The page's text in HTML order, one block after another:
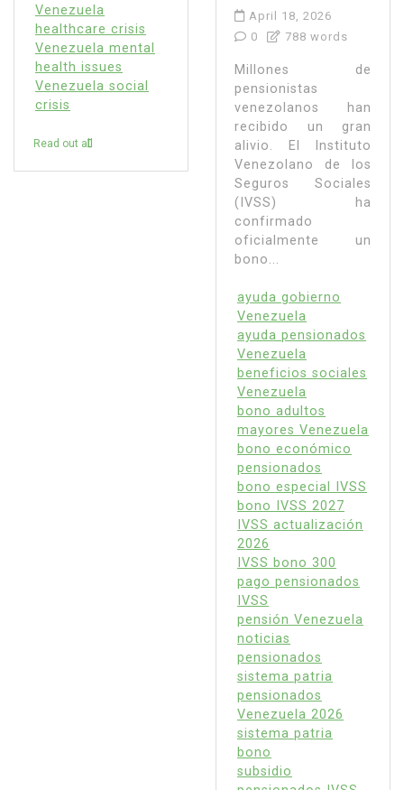
Venezuela
healthcare crisis
Venezuela mental
health issues
Venezuela social
crisis
Read out all
April 18, 2026
0
788 words
Millones de
pensionistas
venezolanos han
recibido un gran
alivio. El Instituto
Venezolano de los
Seguros Sociales
(IVSS) ha
confirmado
oficialmente un
bono...
ayuda gobierno
Venezuela
ayuda pensionados
Venezuela
beneficios sociales
Venezuela
bono adultos
mayores Venezuela
bono económico
pensionados
bono especial IVSS
bono IVSS 2027
IVSS actualización
2026
IVSS bono 300
pago pensionados
IVSS
pensión Venezuela
noticias
pensionados
sistema patria
pensionados
Venezuela 2026
sistema patria
bono
subsidio